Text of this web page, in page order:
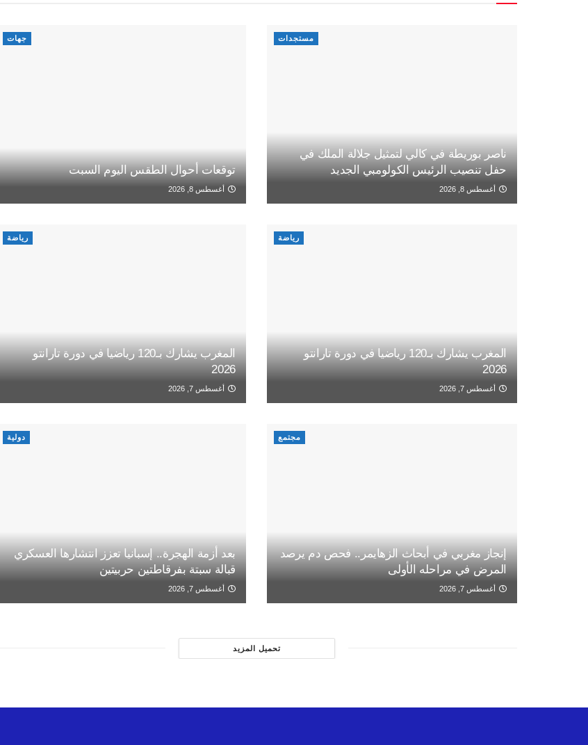
مستجدات
ناصر بوريطة في كالي لتمثيل جلالة الملك في
حفل تنصيب الرئيس الكولومبي الجديد
أغسطس 8, 2026
جهات
توقعات أحوال الطقس اليوم السبت
أغسطس 8, 2026
رياضة
المغرب يشارك بـ120 رياضيا في دورة تارانتو
2026
أغسطس 7, 2026
رياضة
المغرب يشارك بـ120 رياضيا في دورة تارانتو
2026
أغسطس 7, 2026
مجتمع
إنجاز مغربي في أبحاث الزهايمر.. فحص دم يرصد
المرض في مراحله الأولى
أغسطس 7, 2026
دولية
بعد أزمة الهجرة.. إسبانيا تعزز انتشارها العسكري
قبالة سبتة بفرقاطتين حربيتين
أغسطس 7, 2026
تحميل المزيد